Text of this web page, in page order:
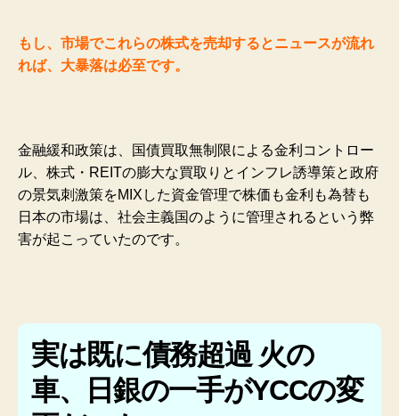
もし、市場でこれらの株式を売却するとニュースが流れ
れば、大暴落は必至です。
金融緩和政策は、国債買取無制限による金利コントロー
ル、株式・REITの膨大な買取りとインフレ誘導策と政府
の景気刺激策をMIXした資金管理で株価も金利も為替も
日本の市場は、社会主義国のように管理されるという弊
害が起こっていたのです。
実は既に債務超過 火の
車、日銀の一手がYCCの変